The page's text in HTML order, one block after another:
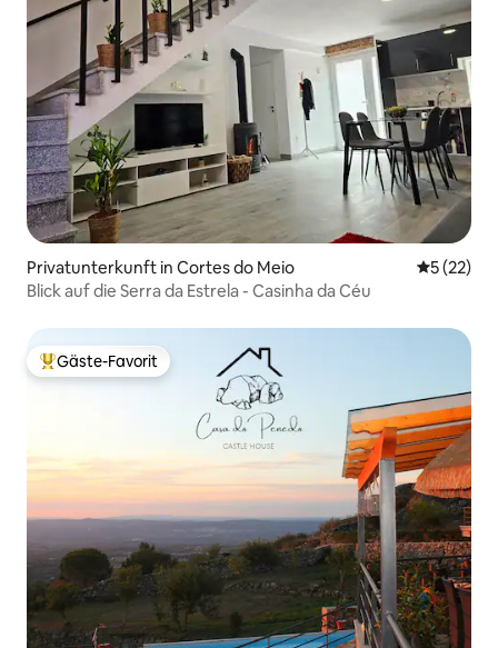
Privatunterkunft in Cortes do Meio
5 (22)
Blick auf die Serra da Estrela - Casinha da Céu
Beliebter Gäste-Favorit.
Gäste-Favorit